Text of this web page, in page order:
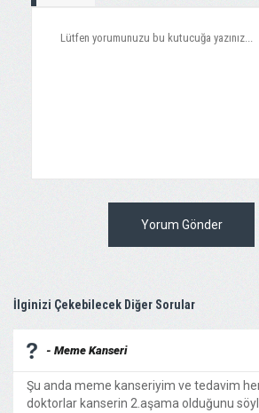
Yorum Gönder
İlginizi Çekebilecek Diğer Sorular
- Meme Kanseri
Şu anda meme kanseriyim ve tedavim
doktorlar kanserin 2.aşama olduğunu